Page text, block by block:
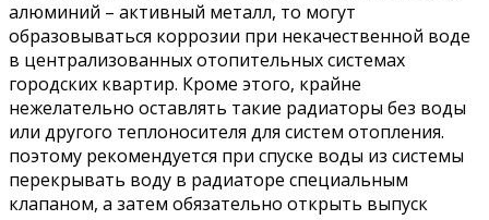
алюминий – активный металл, то могут
образовываться коррозии при некачественной воде
в централизованных отопительных системах
городских квартир. Кроме этого, крайне
нежелательно оставлять такие радиаторы без воды
или другого теплоносителя для систем отопления.
поэтому рекомендуется при спуске воды из системы
перекрывать воду в радиаторе специальным
клапаном, а затем обязательно открыть выпуск